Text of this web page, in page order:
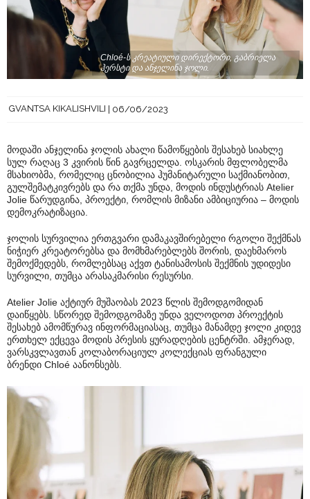
Chloé-ს კრეატიული დირექტორი, გაბრიელა
ჰერსტი და ანჯელინა ჯოლი.
GVANTSA KIKALISHVILI 06/06/2023
მოდაში ანჯელინა ჯოლის ახალი წამოწყების შესახებ სიახლე
სულ რაღაც 3 კვირის წინ გავრცელდა. ოსკარის მფლობელმა
მსახიობმა, რომელიც ცნობილია ჰუმანიტარული საქმიანობით,
გულშემატკივრებს და რა თქმა უნდა, მოდის ინდუსტრიას Atelier
Jolie წარუდგინა, პროექტი, რომლის მიზანი ამბიციურია – მოდის
დემოკრატიზაცია.
ჯოლის სურვილია ერთგვარი დამაკავშირებელი რგოლი შექმნას
ნიჭიერ კრეატორებსა და მომხმარებლებს შორის, დაეხმაროს
შემოქმედებს, რომლებსაც აქვთ ტანისამოსის შექმნის უდიდესი
სურვილი, თუმცა არასაკმარისი რესურსი.
Atelier Jolie აქტიურ მუშაობას 2023 წლის შემოდგომიდან
დაიწყებს. სწორედ შემოდგომაზე უნდა ველოდოთ პროექტის
შესახებ ამომწურავ ინფორმაციასაც, თუმცა მანამდე ჯოლი კიდევ
ერთხელ ექცევა მოდის პრესის ყურადღების ცენტრში. ამჯერად,
ვარსკვლავთან კოლაბორაციულ კოლექციას ფრანგული
ბრენდი Chloé აანონსებს.